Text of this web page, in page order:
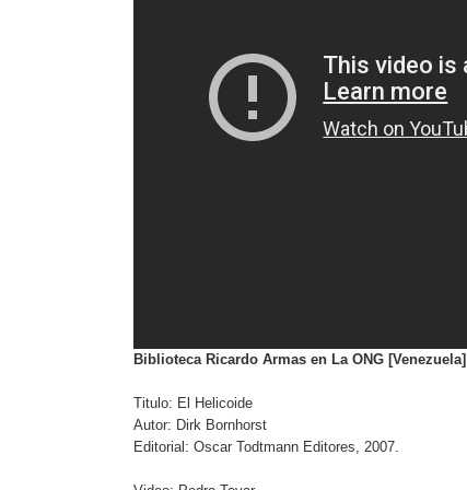
Biblioteca Ricardo Armas en La ONG [Venezuela]
Titulo: El Helicoide
Autor: Dirk Bornhorst
Editorial: Oscar Todtmann Editores, 2007.